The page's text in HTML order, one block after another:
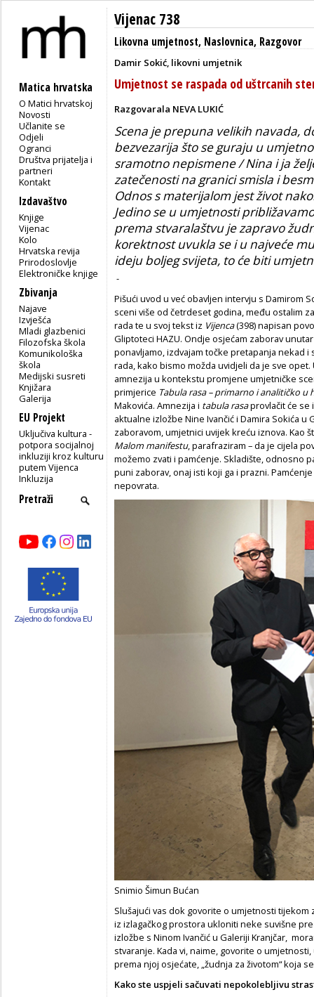
Matica hrvatska
O Matici hrvatskoj
Novosti
Učlanite se
Odjeli
Ogranci
Društva prijatelja i
partneri
Kontakt
Izdavaštvo
Knjige
Vijenac
Kolo
Hrvatska revija
Prirodoslovlje
Elektroničke knjige
Zbivanja
Najave
Izvješća
Mladi glazbenici
Filozofska škola
Komunikološka
škola
Medijski susreti
Knjižara
Galerija
EU Projekt
Uključiva kultura -
potpora socijalnoj
inkluziji kroz kulturu
putem Vijenca
Inkluzija
Vijenac 738
Likovna umjetnost, Naslovnica, Razgovor
Damir Sokić, likovni umjetnik
Umjetnost se raspada od uštrcanih
Razgovarala NEVA LUKIĆ
Scena je prepuna velikih navada,
bezvezarija što se guraju u
sramotno nepismene / Nina i ja
zatečenosti na granici smisla i
Odnos s materijalom jest život
Jedino se u umjetnosti
prema stvaralaštvu je zapravo
korektnost uvukla se i u najveće
ideju boljeg svijeta, to će biti
-
Pišući uvod u već obavljen intervju s Damirom
sceni više od četrdeset godina, među ostalim
rada te u svoj tekst iz Vijenca(398) napisan
Gliptoteci HAZU. Ondje osjećam zaborav
ponavljamo, izdvajam točke pretapanja nekad
rada, kako bismo možda uvidjeli da je sve
amnezija u kontekstu promjene umjetničke
primjerice Tabula rasa – primarno i analitičko
Makovića. Amnezija i tabula rasaprovlačit će se
aktualne izložbe Nine Ivančić i Damira Sokića
zaboravom, umjetnici uvijek kreću iznova. Kao
Malom manifestu, parafraziram – da je cijela
možemo zvati i pamćenje. Skladište, odnosno
puni zaborav, onaj isti koji ga i prazni.
nepovrata.
Snimio Šimun Bućan
Slušajući vas dok govorite o umjetnosti
iz izlagačkog prostora ukloniti neke suvišne
izložbe s Ninom Ivančić u Galeriji Kranjčar,
stvaranje. Kada vi, naime, govorite o
prema njoj osjećate, „žudnja za životom“ koja
Kako ste uspjeli sačuvati nepokolebljivu